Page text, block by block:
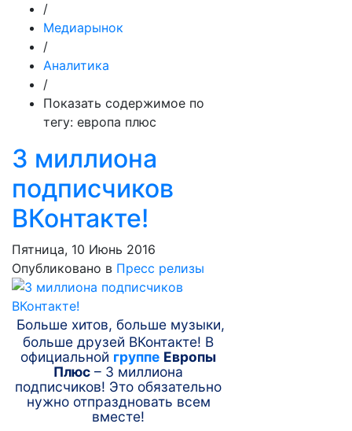
/
Медиарынок
/
Аналитика
/
Показать содержимое по
тегу: европа плюс
3 миллиона
подписчиков
ВКонтакте!
Пятница, 10 Июнь 2016
Опубликовано в Пресс релизы
Больше хитов, больше музыки,
больше друзей ВКонтакте! В
официальной группе Европы
Плюс – 3 миллиона
подписчиков! Это обязательно
нужно отпраздновать всем
вместе!